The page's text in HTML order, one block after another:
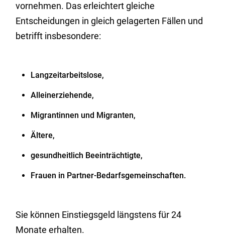
vornehmen. Das erleichtert gleiche
Entscheidungen in gleich gelagerten Fällen und
betrifft insbesondere:
Langzeitarbeitslose,
Alleinerziehende,
Migrantinnen und Migranten,
Ältere,
gesundheitlich Beeinträchtigte,
Frauen in Partner-Bedarfsgemeinschaften.
Sie können Einstiegsgeld längstens für 24
Monate erhalten.